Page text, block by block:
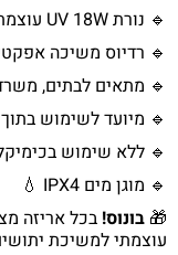
🔹 נורת UV 18W עוצמתית למשיכת חרקים מוגברת 💡
🔹 רדיוס משיכה אפקטיבי: 30
🔹 מתאים לבתים,
🔹 מיועד לשימוש
🔹 ללא שימוש
🔹 מוגן מים IPX4 💧
🎁 בונוס! בכל אריזה
עוצמתי למשיכת